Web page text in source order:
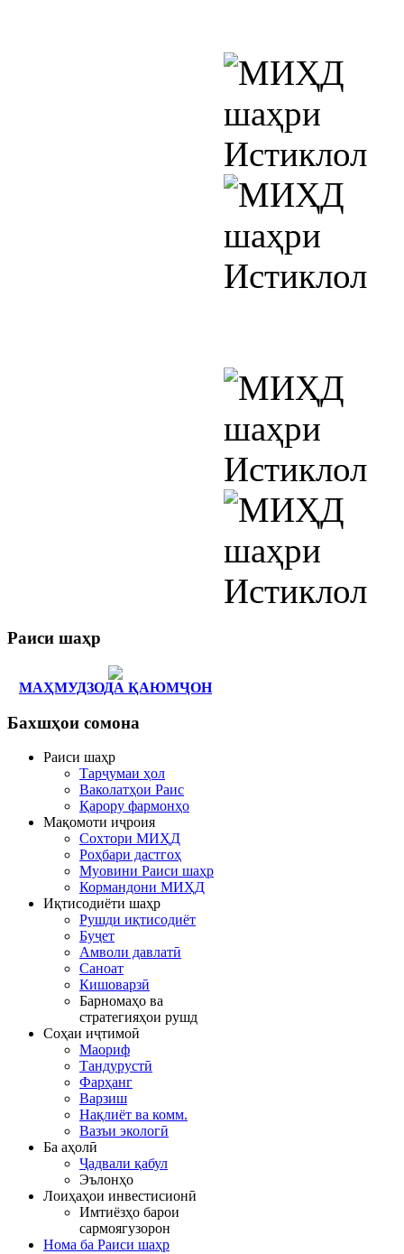
Раиси шаҳр
МАҲМУДЗОДА ҚАЮМҶОН
Бахшҳои сомона
Раиси шаҳр
Тарҷумаи ҳол
Ваколатҳои Раис
Қарору фармонҳо
Мақомоти иҷроия
Сохтори МИҲД
Роҳбари дастгоҳ
Муовини Раиси шаҳр
Кормандони МИҲД
Иқтисодиёти шаҳр
Рушди иқтисодиёт
Буҷет
Амволи давлатӣ
Саноат
Кишоварзӣ
Барномаҳо ва
стратегияҳои рушд
Соҳаи иҷтимоӣ
Маориф
Тандурустӣ
Фарҳанг
Варзиш
Нақлиёт ва комм.
Вазъи экологӣ
Ба аҳолӣ
Ҷадвали қабул
Эълонҳо
Лоиҳаҳои инвестисионӣ
Имтиёзҳо барои
сармоягузорон
Нома ба Раиси шаҳр